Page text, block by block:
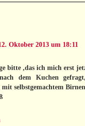
Oktober 2013 um 18:11
bitte ,das ich mich erst
dem Kuchen
selbstgemachtem